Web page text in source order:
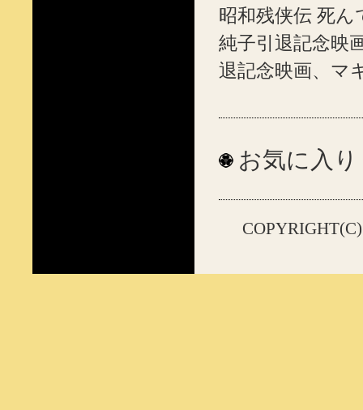
昭和残侠伝 死ん
純子引退記念映
退記念映画、マ
お気に入り